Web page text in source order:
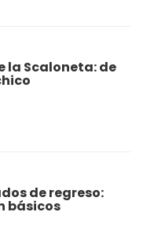
la Scaloneta: de
de regreso:
básicos